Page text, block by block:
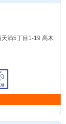
満5丁目1-19 髙木